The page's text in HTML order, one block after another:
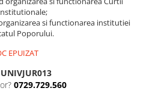
si functionarea institutiei
Poporului.
EPUIZAT
UNIVJUR013
0729.729.560